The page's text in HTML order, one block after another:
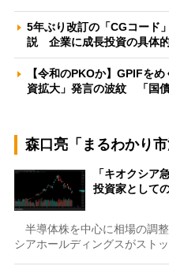
5年ぶり改訂の「CGコード
説 企業に成長投資の具体
【令和のPKOか】GPIFを
資拡大」発言の波紋 「国
森口亮「まるわかり市
「キオクシア
投資家として
半導体株を中心に相場の調
シアホールディングスがスト